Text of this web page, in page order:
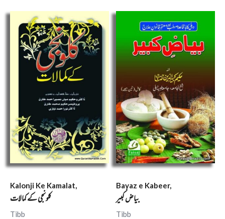
Kalonji Ke Kamalat,
کلونجی کے کمالات
Tibb
Bayaz e Kabeer,
بیاض کبیر
Tibb